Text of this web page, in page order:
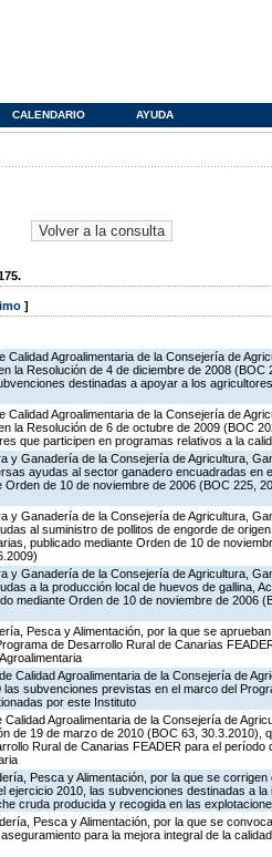
CALENDARIO AYUDA
]
Calidad Agroalimentaria de la Consejería de
la Resolución de 4 de diciembre de 2008 (BOC
destinadas a apoyar a los
Calidad Agroalimentaria de la Consejería de
la Resolución de 6 de octubre de 2009 (BOC
que participen en programas relativos a la
y Ganadería de la Consejería de Agricultura,
ayudas al sector ganadero encuadradas en
de 10 de noviembre de 2006 (BOC 225,
y Ganadería de la Consejería de Agricultura,
al suministro de pollitos de engorde de
publicado mediante Orden de 10 de
y Ganadería de la Consejería de Agricultura,
a la producción local de huevos de gallina,
mediante Orden de 10 de noviembre de 2006
Pesca y Alimentación, por la que se
de Desarrollo Rural de Canarias
Calidad Agroalimentaria de la Consejería de
subvenciones previstas en el marco del
por este Instituto
Agroalimentaria de la Consejería de
de 19 de marzo de 2010 (BOC 63, 30.3.2010),
Rural de Canarias FEADER para el período
Pesca y Alimentación, por la que se
2010, las subvenciones destinadas a
cruda producida y recogida en las
Pesca y Alimentación, por la que se
para la mejora integral de la